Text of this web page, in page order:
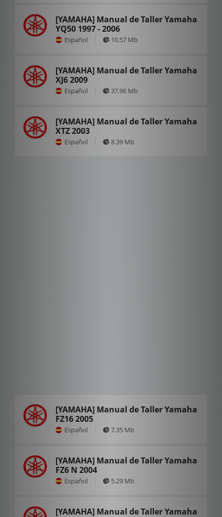
[YAMAHA] Manual de Taller Yamaha
YQ50 1997 - 2006
Español 10.57 Mb
[YAMAHA] Manual de Taller Yamaha
XJ6 2009
Español 37.96 Mb
[YAMAHA] Manual de Taller Yamaha
XTZ 2003
Español 8.39 Mb
[YAMAHA] Manual de Taller Yamaha
FZ16 2005
Español 7.35 Mb
[YAMAHA] Manual de Taller Yamaha
FZ6 N 2004
Español 5.29 Mb
[YAMAHA] Manual de Taller Yamaha